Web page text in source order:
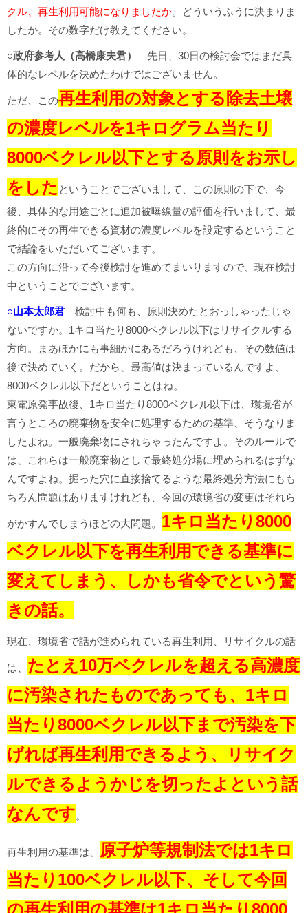
クル、再生利用可能になりましたか。どういうふうに決まりま
したか。その数字だけ教えてください。
○政府参考人（高橋康夫君）
先日、30日の検討会ではまだ具
体的なレベルを決めたわけではございません。
ただ、この再生利用の対象とする除去土壌
の濃度レベルを1キログラム当たり
8000ベクレル以下とする原則をお示し
をした ということでございまして、この原則の下で、今
後、具体的な用途ごとに追加被曝線量の評価を行いまして、最
終的にその再生できる資材の濃度レベルを設定するということ
で結論をいただいてございます。
この方向に沿って今後検討を進めてまいりますので、現在検討
中ということでございます。
○山本太郎君 検討中も何も、原則決めたとおっしゃったじゃ
ないですか。1キロ当たり8000ベクレル以下はリサイクルする
方向。まあほかにも事細かにあるだろうけれども、その数値は
後で決めていく。だから、最高値は決まっているんですよ、
8000ベクレル以下だということはね。
東電原発事故後、1キロ当たり8000ベクレル以下は、環境省が
言うところの廃棄物を安全に処理するための基準、そうなりま
したよね。一般廃棄物にされちゃったんですよ。そのルールで
は、これらは一般廃棄物として最終処分場に埋められるはずな
んですよね。掘った穴に直接捨てるような最終処分方法にもも
ちろん問題はありますけれども、今回の環境省の変更はそれら
がかすんでしまうほどの大問題。 1キロ当たり8000
ベクレル以下を再生利用できる基準に
変えてしまう、しかも省令でという驚
きの話。
現在、環境省で話が進められている再生利用、リサイクルの話
は、 たとえ10万ベクレルを超える高濃度
に汚染されたものであっても、1キロ
当たり8000ベクレル以下まで汚染を下
げれば再生利用できるよう、リサイク
ルできるようかじを切ったよという話
なんです。
再生利用の基準は、
原子炉等規制法では1キロ
当たり100ベクレル以下、そして今回